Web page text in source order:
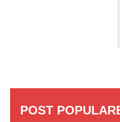
POST